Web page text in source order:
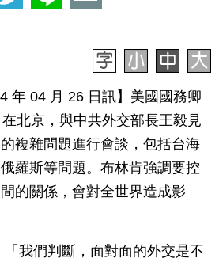
年 04 月 26 日訊】美國國務卿
北京，與中共外交部長王毅見
複雜問題進行會談，包括台海
羅斯等問題。布林肯強調要控
的關係，會對全世界造成影
我們判斷，面對面的外交是不